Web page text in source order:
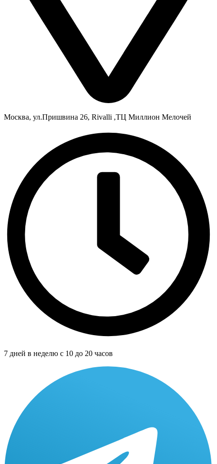
Москва, ул.Пришвина 26, Rivalli ,ТЦ Миллион Мелочей
7 дней в неделю с 10 до 20 часов